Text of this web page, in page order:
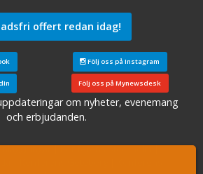
offert redan idag!
Följ oss på Instagram
Följ oss på Mynewsdesk
om nyheter, evenemang
och erbjudanden.
|Konferens Stockholm|